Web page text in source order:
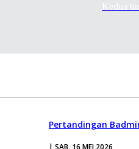
Kedua
Pertandingan
| SAB, 16 MEI 2026